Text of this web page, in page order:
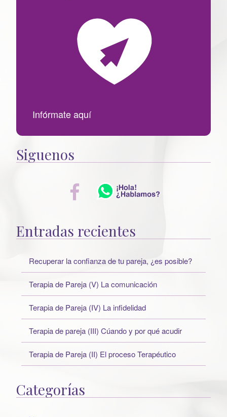
Infórmate aquí
Siguenos
Entradas recientes
Recuperar la confianza de tu pareja, ¿es posible?
Terapia de Pareja (V) La comunicación
Terapia de Pareja (IV) La infidelidad
Terapia de pareja (III) Cúando y por qué acudir
Terapia de Pareja (II) El proceso Terapéutico
Categorías